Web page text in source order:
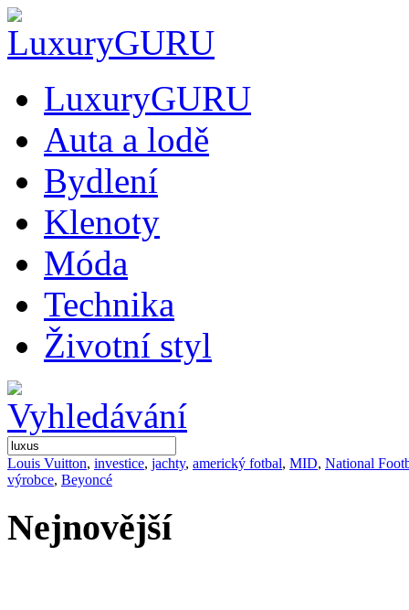
LuxuryGURU
Auta a lodě
Bydlení
Klenoty
Móda
Technika
Životní styl
Louis Vuitton, investice, jachty, americký fotbal, MID, National
výrobce, Beyoncé
Nejnovější